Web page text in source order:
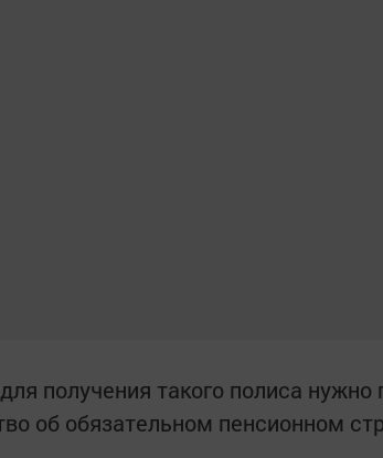
получения такого полиса нужно
об обязательном пенсионном